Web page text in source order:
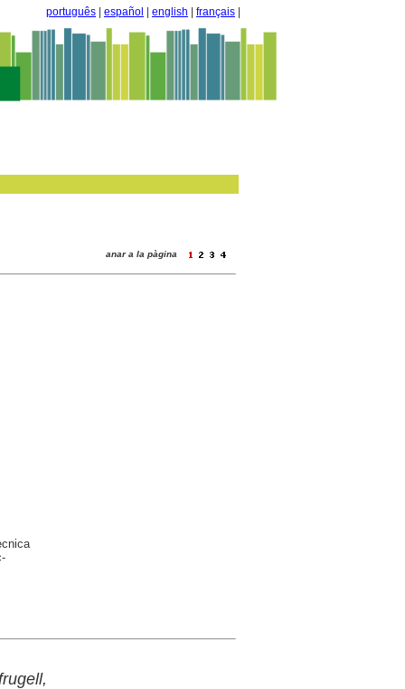
português español english français
anar a la pàgina